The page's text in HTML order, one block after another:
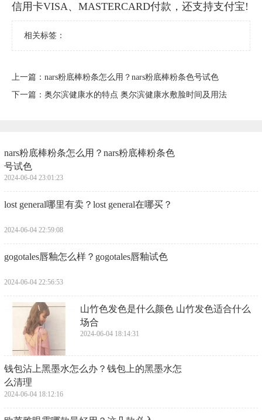
信用卡VISA、MASTERCARD付款，还支持支付宝!
相关标签：
上一篇： ​nars粉底棒粉条怎么用？nars粉底棒粉条色号试色
下一篇： ​奥尔滨健康水的特点 奥尔滨健康水敷脸时间及用法
​nars粉底棒粉条怎么用？nars粉底棒粉条色
号试色
2024-06-04 23:01:23
​lost general哪里有卖？lost general在哪买？
2024-06-04 22:59:08
​gogotales唇釉怎么样？gogotales唇釉试色
2024-06-04 22:56:53
​山竹色发色是什么颜色 山竹发色适合什么
场合
2024-06-04 18:14:31
​钱包沾上黑墨水怎么办？钱包上的黑墨水怎
么清理
2024-06-04 18:12:16